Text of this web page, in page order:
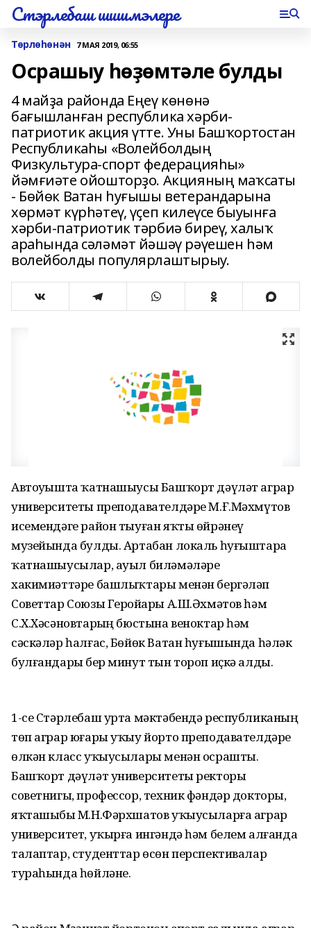
Стэрлебаш шишмэлере
Төрлөһөнән 7 МАЯ 2019, 06:55
Осрашыу һөҙөмтәле булды
4 майҙа районда Еңеү көнөнә
бағышланған республика хәрби-
патриотик акция үтте. Уны Башҡортостан
Республикаһы «Волейболдың
Физкультура-спорт федерацияһы»
йәмғиәте ойошторҙо. Акцияның маҡсаты
- Бөйөк Ватан һуғышы ветерандарына
хөрмәт күрһәтеү, үҫеп килеүсе быуынға
хәрби-патриотик тәрбиә биреү, халыҡ
араһында сәләмәт йәшәү рәүешен һәм
волейболды популярлаштырыу.
Автоуҙышта ҡатнашыусы Башҡорт дәүләт аграр
университеты преподавателдәре М.Ғ.Мәхмүтов
исемендәге район тыуған яҡты өйрәнеү
музейында булды. Артабан локаль һуғыштарҙа
ҡатнашыусылар, ауыл биләмәләре
хакимиәттәре башлыҡтары менән бергәләп
Советтар Союзы Геройҙары А.Ш.Әхмәтов һәм
С.Х.Хәсәновтарҙың бюстына веноктар һәм
сәскәләр һалғас, Бөйөк Ватан һуғышында һәләк
булғандарҙы бер минут тын тороп иҫкә алды.
1-се Стәрлебаш урта мәктәбендә республиканың
төп аграр юғары уҡыу йорто преподавателдәре
өлкән класс уҡыусылары менән осрашты.
Башҡорт дәүләт университеты ректоры
советнигы, профессор, техник фәндәр докторы,
яҡташыбыҙ М.Н.Фәрхшатов уҡыусыларға аграр
университет, уҡырға ингәндә һәм белем алғанда
талаптар, студенттар өсөн перспективалар
тураһында һөйләне.